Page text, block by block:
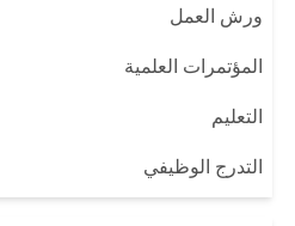
ورش العمل
المؤتمرات العلمية
التعليم
التدرج الوظيفي